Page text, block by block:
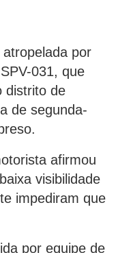
por
031, que
distrito de
de segunda-
afirmou
visibilidade
impediram que
por equipe de